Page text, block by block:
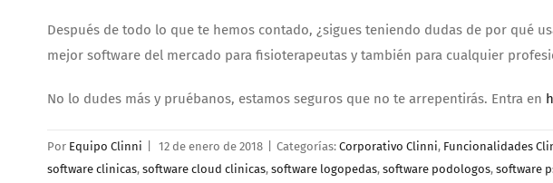
Después de todo lo que te hemos contado, ¿sigues teniendo dudas de por qué
mejor software del mercado para fisioterapeutas y también para cualquier
No lo dudes más y pruébanos, estamos seguros que no te arrepentirás. Entra en
Por Equipo Clinni 12 de enero de 2018 Categorías: Corporativo Clinni, Funcionalidades
software clinicas, software cloud clinicas, software logopedas, software podologos, software